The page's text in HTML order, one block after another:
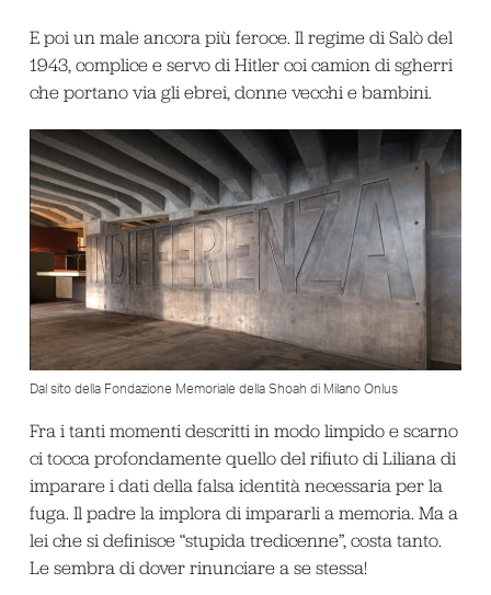
E poi un male ancora più feroce. Il regime di Salò del
1943, complice e servo di Hitler coi camion di sgherri
che portano via gli ebrei, donne vecchi e bambini.
Dal sito della Fondazione Memoriale della Shoah di Milano Onlus
Fra i tanti momenti descritti in modo limpido e scarno
ci tocca profondamente quello del rifiuto di Liliana di
imparare i dati della falsa identità necessaria per la
fuga. Il padre la implora di impararli a memoria. Ma a
lei che si definisce “stupida tredicenne”, costa tanto.
Le sembra di dover rinunciare a se stessa!